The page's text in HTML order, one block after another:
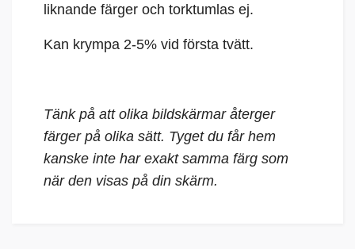
liknande färger och torktumlas ej.
Kan krympa 2-5% vid första tvätt.
Tänk på att olika bildskärmar återger
färger på olika sätt. Tyget du får hem
kanske inte har exakt samma färg som
när den visas på din skärm.